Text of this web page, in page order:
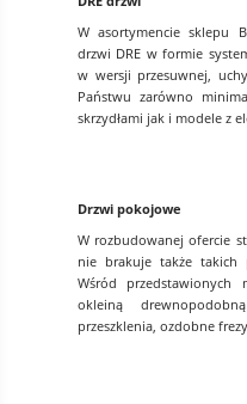
W asortymencie sklepu
drzwi DRE w formie
w wersji przesuwnej,
Państwu zarówno
skrzydłami jak i modele z
Drzwi pokojowe
W rozbudowanej ofercie
nie brakuje także
Wśród
okleiną
przeszklenia, ozdobne